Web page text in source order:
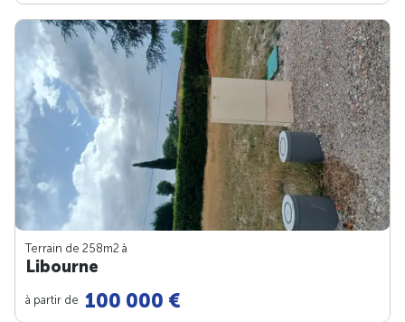
Terrain de 258m2 à
Libourne
à partir de 100 000 €